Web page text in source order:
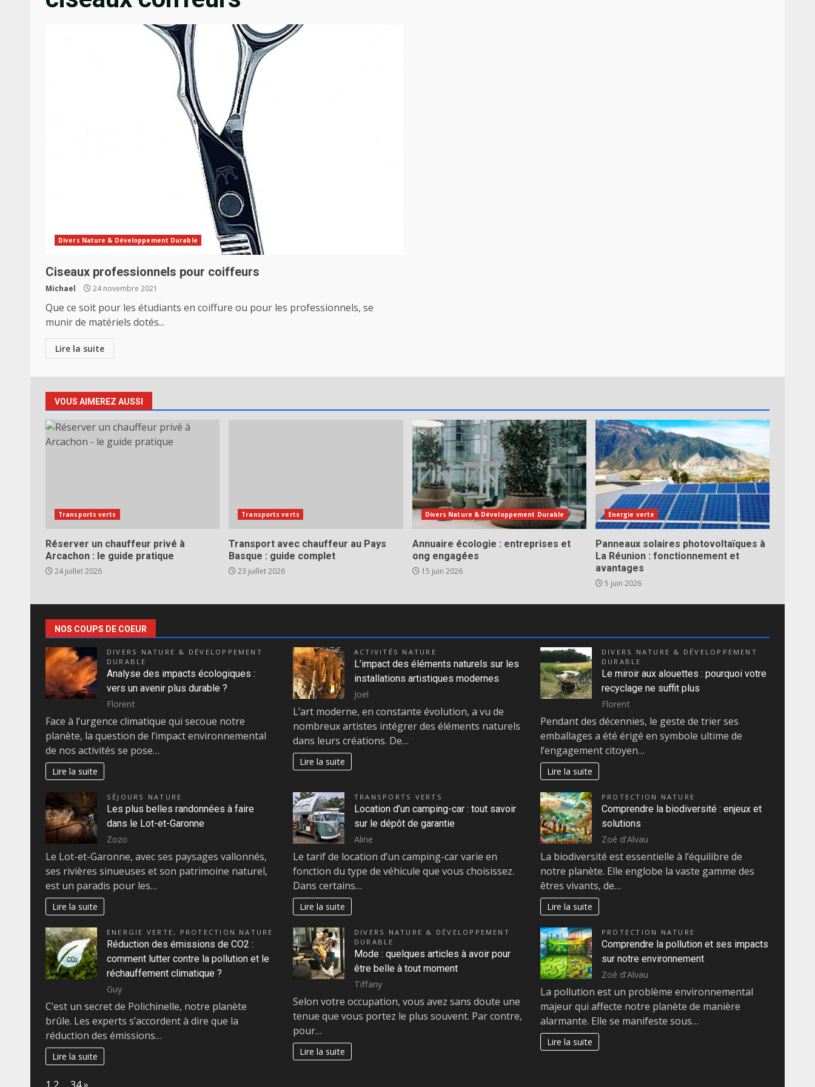
Divers Nature & Développement Durable
Ciseaux professionnels pour coiffeurs
Michael 24 novembre 2021
Que ce soit pour les étudiants en coiffure ou pour les professionnels, se
munir de matériels dotés...
Lire la suite
VOUS AIMEREZ AUSSI
Transports verts
Réserver un chauffeur privé à
Arcachon : le guide pratique
24 juillet 2026
Transports verts
Transport avec chauffeur au Pays
Basque : guide complet
23 juillet 2026
Divers Nature & Développement Durable
Annuaire écologie : entreprises et
ong engagées
15 juin 2026
Energie verte
Panneaux solaires photovoltaïques à
La Réunion : fonctionnement et
avantages
5 juin 2026
NOS COUPS DE COEUR
DIVERS NATURE & DÉVELOPPEMENT
DURABLE
Analyse des impacts écologiques :
vers un avenir plus durable ?
Florent
Face à l’urgence climatique qui secoue notre
planète, la question de l’impact environnemental
de nos activités se pose…
Lire la suite
ACTIVITÉS NATURE
L’impact des éléments naturels sur les
installations artistiques modernes
Joel
L’art moderne, en constante évolution, a vu de
nombreux artistes intégrer des éléments naturels
dans leurs créations. De…
Lire la suite
DIVERS NATURE & DÉVELOPPEMENT
DURABLE
Le miroir aux alouettes : pourquoi votre
recyclage ne suffit plus
Florent
Pendant des décennies, le geste de trier ses
emballages a été érigé en symbole ultime de
l’engagement citoyen…
Lire la suite
SÉJOURS NATURE
Les plus belles randonnées à faire
dans le Lot-et-Garonne
Zozo
Le Lot-et-Garonne, avec ses paysages vallonnés,
ses rivières sinueuses et son patrimoine naturel,
est un paradis pour les…
Lire la suite
TRANSPORTS VERTS
Location d’un camping-car : tout savoir
sur le dépôt de garantie
Aline
Le tarif de location d’un camping-car varie en
fonction du type de véhicule que vous choisissez.
Dans certains…
Lire la suite
PROTECTION NATURE
Comprendre la biodiversité : enjeux et
solutions
Zoé d'Alvau
La biodiversité est essentielle à l’équilibre de
notre planète. Elle englobe la vaste gamme des
êtres vivants, de…
Lire la suite
ENERGIE VERTE, PROTECTION NATURE
Réduction des émissions de CO2 :
comment lutter contre la pollution et le
réchauffement climatique ?
Guy
C’est un secret de Polichinelle, notre planète
brûle. Les experts s’accordent à dire que la
réduction des émissions…
Lire la suite
DIVERS NATURE & DÉVELOPPEMENT
DURABLE
Mode : quelques articles à avoir pour
être belle à tout moment
Tiffany
Selon votre occupation, vous avez sans doute une
tenue que vous portez le plus souvent. Par contre,
pour…
Lire la suite
PROTECTION NATURE
Comprendre la pollution et ses impacts
sur notre environnement
Zoé d'Alvau
La pollution est un problème environnemental
majeur qui affecte notre planète de manière
alarmante. Elle se manifeste sous…
Lire la suite
Page: Next